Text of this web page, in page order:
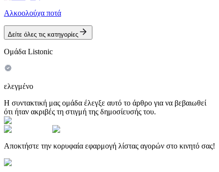
Αλκοολούχα ποτά
Δείτε όλες τις κατηγορίες
Ομάδα Listonic
ελεγμένο
Η συντακτική μας ομάδα έλεγξε αυτό το άρθρο για να βεβαιωθεί
ότι ήταν ακριβές τη στιγμή της δημοσίευσής του.
Αποκτήστε την κορυφαία εφαρμογή λίστας αγορών στο κινητό σας!